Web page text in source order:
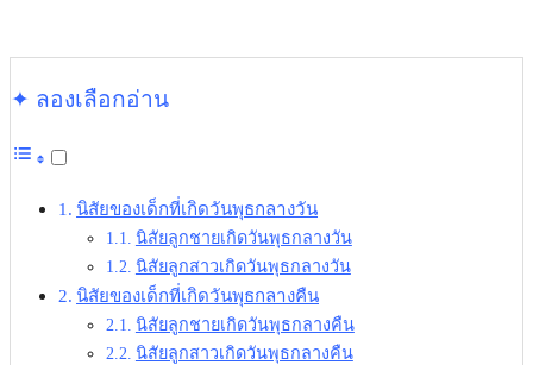
✦ ลองเลือกอ่าน
นิสัยของเด็กที่เกิดวันพุธกลางวัน
นิสัยลูกชายเกิดวันพุธกลางวัน
นิสัยลูกสาวเกิดวันพุธกลางวัน
นิสัยของเด็กที่เกิดวันพุธกลางคืน
นิสัยลูกชายเกิดวันพุธกลางคืน
นิสัยลูกสาวเกิดวันพุธกลางคืน